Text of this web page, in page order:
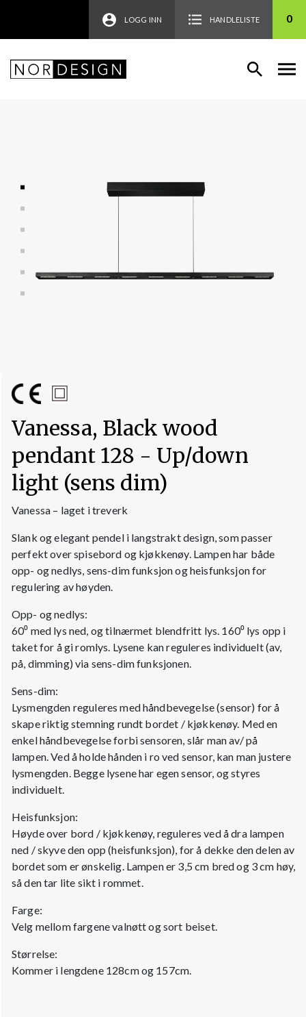
LOGG INN HANDLELISTE 0
Vanessa, Black wood
pendant 128 - Up/down
light (sens dim)
Vanessa – laget i treverk
Slank og elegant pendel i langstrakt design, som passer
perfekt over spisebord og kjøkkenøy. Lampen har både
opp- og nedlys, sens-dim funksjon og heisfunksjon for
regulering av høyden.
Opp- og nedlys:
60⁰ med lys ned, og tilnærmet blendfritt lys. 160⁰ lys opp i
taket for å gi romlys. Lysene kan reguleres individuelt (av,
på, dimming) via sens-dim funksjonen.
Sens-dim:
Lysmengden reguleres med håndbevegelse (sensor) for å
skape riktig stemning rundt bordet / kjøkkenøy. Med en
enkel håndbevegelse forbi sensoren, slår man av/ på
lampen. Ved å holde hånden i ro ved sensor, kan man justere
lysmengden. Begge lysene har egen sensor, og styres
individuelt.
Heisfunksjon:
Høyde over bord / kjøkkenøy, reguleres ved å dra lampen
ned / skyve den opp (heisfunksjon), for å dekke den delen av
bordet som er ønskelig. Lampen er 3,5 cm bred og 3 cm høy,
så den tar lite sikt i rommet.
Farge:
Velg mellom fargene valnøtt og sort beiset.
Størrelse:
Kommer i lengdene 128cm og 157cm.